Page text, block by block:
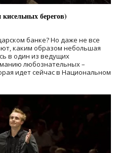
берегов)
банке? Но даже не все
каким образом небольшая
в один из ведущих
любознательных –
идет сейчас в Национальном